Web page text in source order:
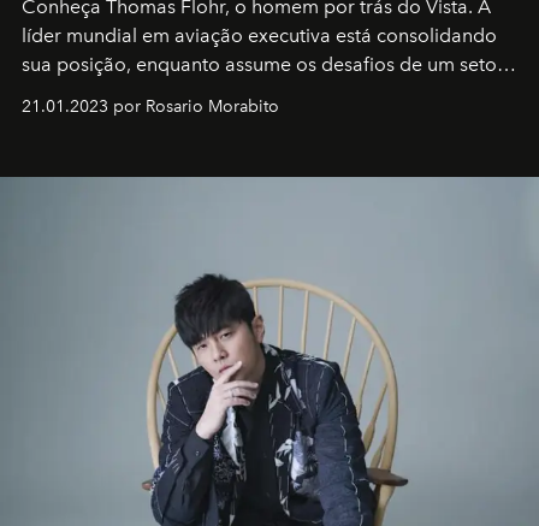
Conheça Thomas Flohr, o homem por trás do Vista. A
líder mundial em aviação executiva está consolidando
sua posição, enquanto assume os desafios de um setor
em rápida evolução e redefinindo o conceito de luxo
21.01.2023 por Rosario Morabito